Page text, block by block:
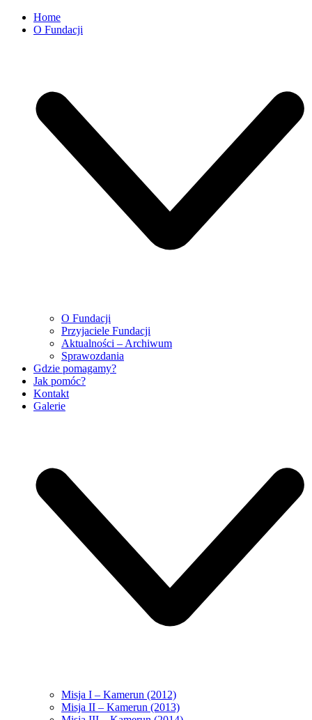
Home
O Fundacji
O Fundacji
Przyjaciele Fundacji
Aktualności – Archiwum
Sprawozdania
Gdzie pomagamy?
Jak pomóc?
Kontakt
Galerie
Misja I – Kamerun (2012)
Misja II – Kamerun (2013)